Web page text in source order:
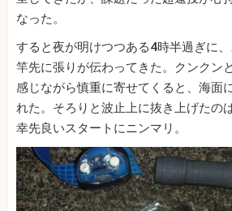
なった。
すると夜が明けつつある4時半過ぎに、
竿先に張りが伝わってきた。クンクン
感じながら慎重に寄せてくると、海面
れた。そろりと波止上に抜き上げたの
幸先良いスタートにニンマリ。